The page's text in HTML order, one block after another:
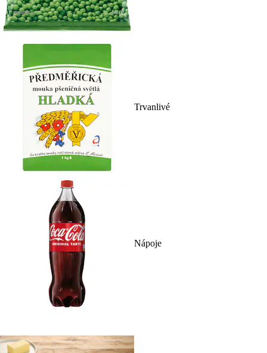
Trvanlivé
Nápoje